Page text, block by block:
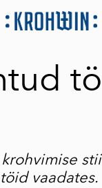
Vaata ostukorvi
krohvimise
töid vaadates.